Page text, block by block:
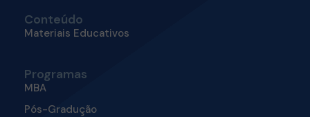
Conteúdo
Materiais Educativos
Programas
MBA
Pós-Gradução